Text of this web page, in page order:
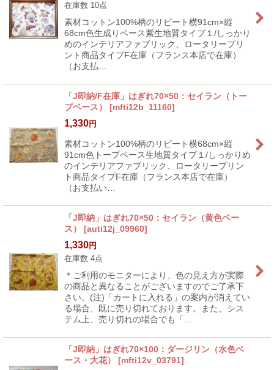
在庫数 10点
素材コットン100%柄のリピート横91cm×縦
68cm色生成りベース紫生地質タイプ１/しっかり
めのインテリアファブリック、ロータリープリ
ント商品タイプF在庫（フランス本店で在庫）
（お支払…
「J即納/F在庫」はぎれ70×50：セイラン（トー
プベース）
[mfti12b_11160]
1,330円
素材コットン100%柄のリピート横68cm×縦
91cm色トープベース生地質タイプ１/しっかりめ
のインテリアファブリック、ロータリープリン
ト商品タイプF在庫（フランス本店で在庫）
（お支払い…
「J即納」はぎれ70×50：セイラン（黄色ベー
ス）
[auti12j_09960]
1,330円
在庫数 4点
＊ご利用のモニターにより、色の見え方が実際
の商品と異なることがございますのでご了承下
さい。(注)「カートに入れる」の案内が消えてい
る場合、既に売り切れております。また、シス
テム上、売り切れの場合でも「…
「J即納」はぎれ70×100：ダージリン（水色ベ
ース・大花）
[mfti12v_03791]